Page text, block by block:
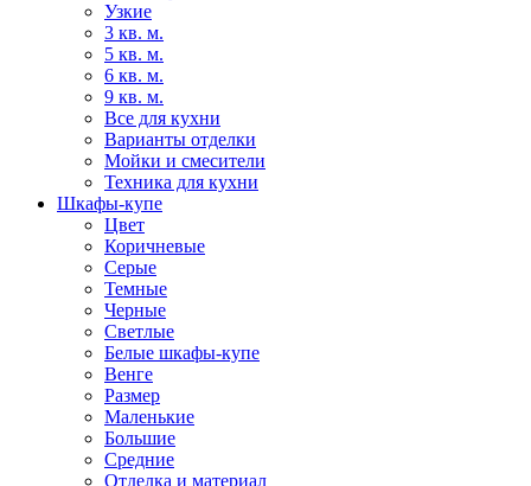
Узкие
3 кв. м.
5 кв. м.
6 кв. м.
9 кв. м.
Все для кухни
Варианты отделки
Мойки и смесители
Техника для кухни
Шкафы-купе
Цвет
Коричневые
Серые
Темные
Черные
Светлые
Белые шкафы-купе
Венге
Размер
Маленькие
Большие
Средние
Отделка и материал